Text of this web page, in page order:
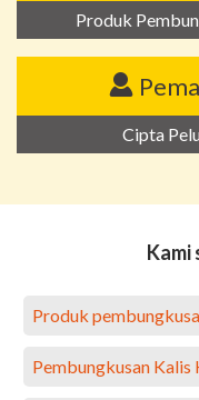
Produk
Cipta
Kami
Produk
Pembungkusan Kalis